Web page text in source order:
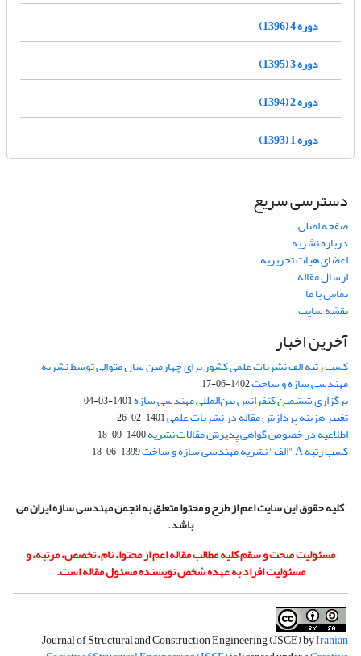
دوره 4 (1396)
دوره 3 (1395)
دوره 2 (1394)
دوره 1 (1393)
دسترسی سریع
صفحه اصلی
درباره نشریه
اعضای هیات تحریریه
ارسال مقاله
تماس با ما
نقشه سایت
آخرین اخبار
کسب رتبه الف نشریات علمی کشور برای چهارمین سال متوالی توسط نشریه
مهندسی سازه و ساخت1402-06-17
برگزاری ششمین کنفرانس بین‌المللی مهندسی سازه1401-03-04
تغییر هزینه پردازش مقاله در نشریات علمی1401-02-26
اطلاعیه در خصوص گواهی پذیرش مقالات نشریه1400-09-18
کسب رتبه A "الف" نشریه مهندسی سازه و ساخت 1399-06-18
کلیه حقوق این سایت اعم از طرح و محتوا متعلق به انجمن مهندسی سازه ایران می
باشد.
مسئولیت صحت و سقم کلیه مطالب مقاله اعم از محتوا، نام، تخصص، مرتبه، و
مسئولیت افراد به عهده شخص نویسنده مسئول مقاله است.
Journal of Structural and Construction Engineering (JSCE) byIranian